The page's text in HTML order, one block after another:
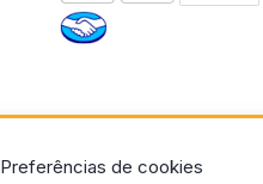
Preferências de cookies